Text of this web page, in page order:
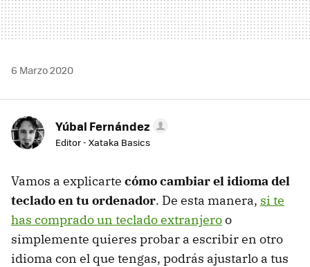
6 Marzo 2020
Yúbal Fernández
Editor - Xataka Basics
Vamos a explicarte cómo cambiar el idioma del
teclado en tu ordenador. De esta manera, si te
has comprado un teclado extranjeroo
simplemente quieres probar a escribir en otro
idioma con el que tengas, podrás ajustarlo a tus